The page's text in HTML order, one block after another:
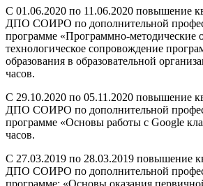
С 01.06.2020 по 11.06.2020 повышение
ДПО СОИРО по дополнительной
программе «Программно-методические
технологическое сопровождение
образования в образовательной
часов.
С 29.10.2020 по 05.11.2020 повышение
ДПО СОИРО по дополнительной
программе «Основы работы с Google
часов.
С 27.03.2019 по 28.03.2019 повышение
ДПО СОИРО по дополнительной
программе: «Основы оказания